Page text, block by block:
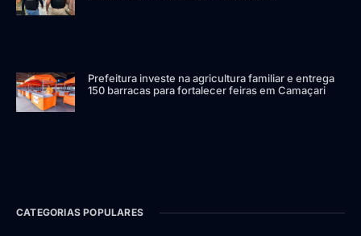
Prefeitura investe na agricultura familiar e entrega
150 barracas para fortalecer feiras em Camaçari
CATEGORIAS POPULARES